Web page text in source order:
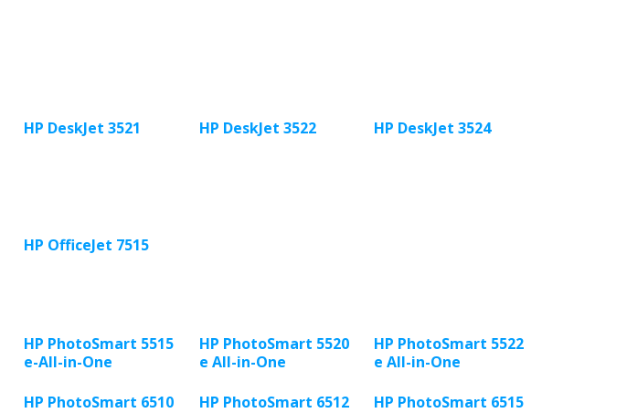
HP DeskJet 3521 HP DeskJet 3522 HP DeskJet 3524
HP OfficeJet 7515
HP PhotoSmart 5515
e-All-in-One
HP PhotoSmart 5520
e All-in-One
HP PhotoSmart 5522
e All-in-One
HP PhotoSmart 6510
HP PhotoSmart 6512
HP PhotoSmart 6515